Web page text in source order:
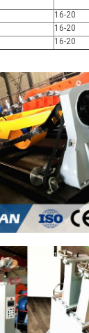
16-20
16-20
16-20